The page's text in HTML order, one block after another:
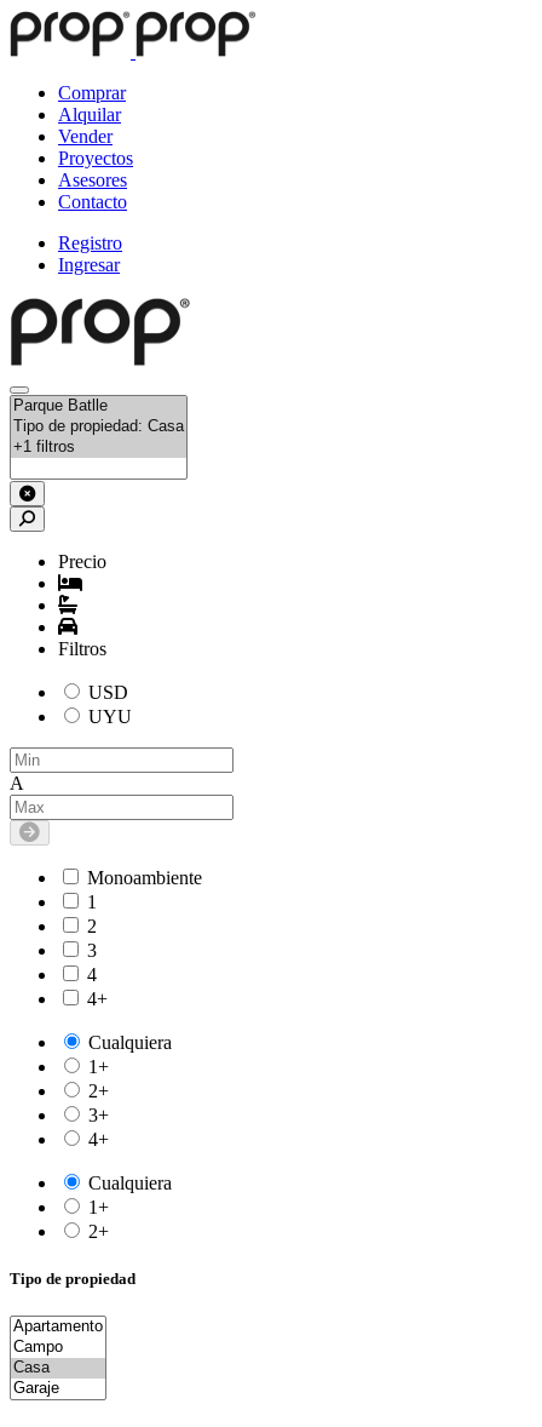
Comprar
Alquilar
Vender
Proyectos
Asesores
Contacto
Registro
Ingresar
Precio
Filtros
USD
UYU
A
Monoambiente
1
2
3
4
4+
Cualquiera
1+
2+
3+
4+
Cualquiera
1+
2+
Tipo de propiedad